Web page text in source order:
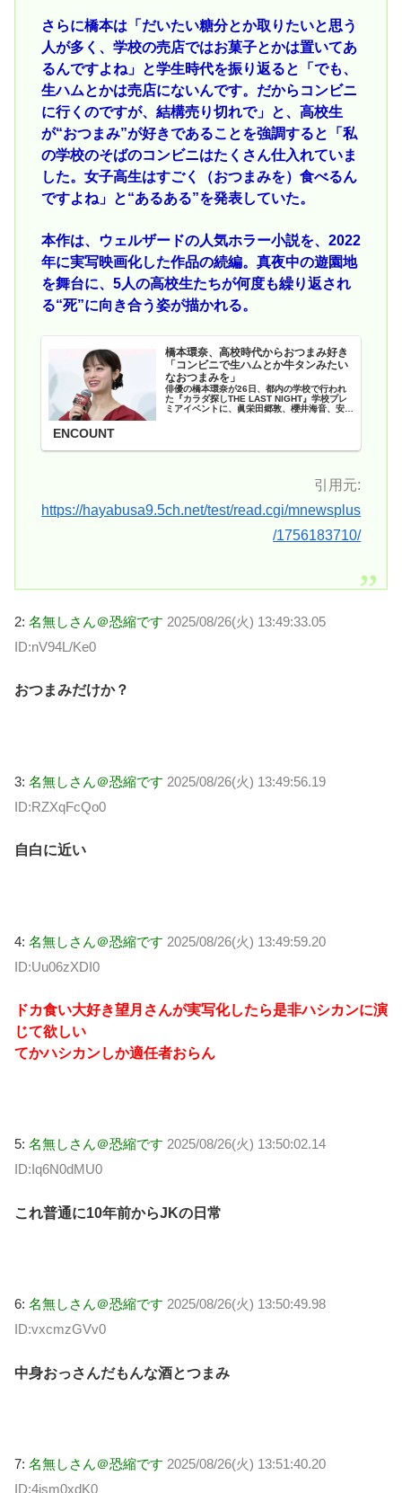
さらに橋本は「だいたい糖分とか取りたいと思う
人が多く、学校の売店ではお菓子とかは置いてあ
るんですよね」と学生時代を振り返ると「でも、
生ハムとかは売店にないんです。だからコンビニ
に行くのですが、結構売り切れで」と、高校生
が“おつまみ”が好きであることを強調すると「私
の学校のそばのコンビニはたくさん仕入れていま
した。女子高生はすごく（おつまみを）食べるん
ですよね」と“あるある”を発表していた。
本作は、ウェルザードの人気ホラー小説を、2022
年に実写映画化した作品の続編。真夜中の遊園地
を舞台に、5人の高校生たちが何度も繰り返され
る“死”に向き合う姿が描かれる。
橋本環奈、高校時代からおつまみ好き
「コンビニで生ハムとか牛タンみたい
なおつまみを」
俳優の橋本環奈が26日、都内の学校で行われ
た『カラダ探しTHE LAST NIGHT』学校プレ
ミアイベントに、眞栄田郷敦、櫻井海音、安斉
ENCOUNT
引用元:
https://hayabusa9.5ch.net/test/read.cgi/mnewsplus
/1756183710/
2: 名無しさん＠恐縮です 2025/08/26(火) 13:49:33.05
ID:nV94L/Ke0
おつまみだけか？
3: 名無しさん＠恐縮です 2025/08/26(火) 13:49:56.19
ID:RZXqFcQo0
自白に近い
4: 名無しさん＠恐縮です 2025/08/26(火) 13:49:59.20
ID:Uu06zXDI0
ドカ食い大好き望月さんが実写化したら是非ハシカンに演
じて欲しい
てかハシカンしか適任者おらん
5: 名無しさん＠恐縮です 2025/08/26(火) 13:50:02.14
ID:Iq6N0dMU0
これ普通に10年前からJKの日常
6: 名無しさん＠恐縮です 2025/08/26(火) 13:50:49.98
ID:vxcmzGVv0
中身おっさんだもんな酒とつまみ
7: 名無しさん＠恐縮です 2025/08/26(火) 13:51:40.20
ID:4jsm0xdK0